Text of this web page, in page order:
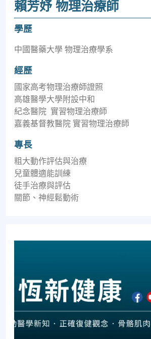
賴芳妤 物理治療師
學歷
中國醫藥大學 物理治療學系
經歷
國家高考物理治療師證照
高雄醫學大學附設中和
紀念醫院 實習物理治療師
嘉義基督教醫院 實習物理治療師
專長
粗大動作評估與治療
兒童體適能訓練
徒手治療與評估
關節、神經鬆動術